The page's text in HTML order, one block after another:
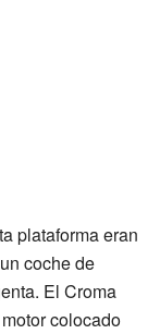
plataforma eran
coche de
El Croma
colocado